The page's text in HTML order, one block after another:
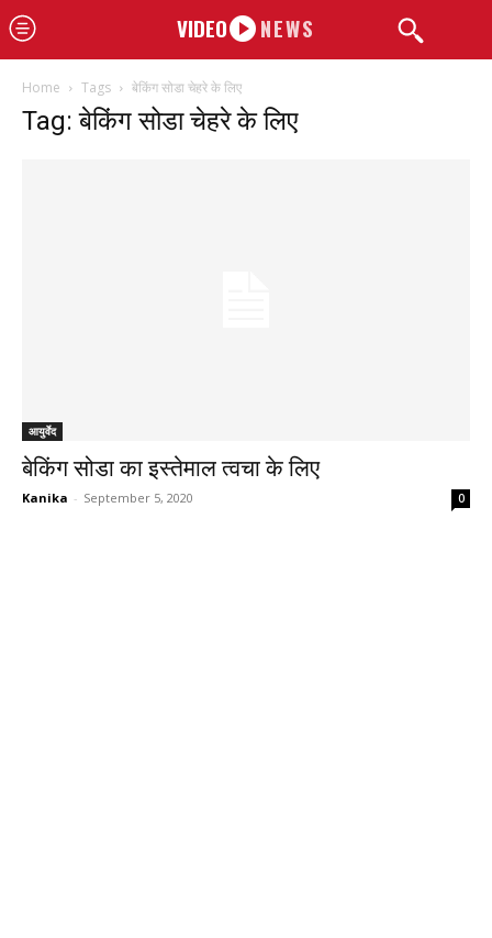
VIDEO NEWS
Home Tags बेकिंग सोडा चेहरे के लिए
Tag: बेकिंग सोडा चेहरे के लिए
आयुर्वेद
बेकिंग सोडा का इस्तेमाल त्वचा के लिए
Kanika - September 5, 2020 0